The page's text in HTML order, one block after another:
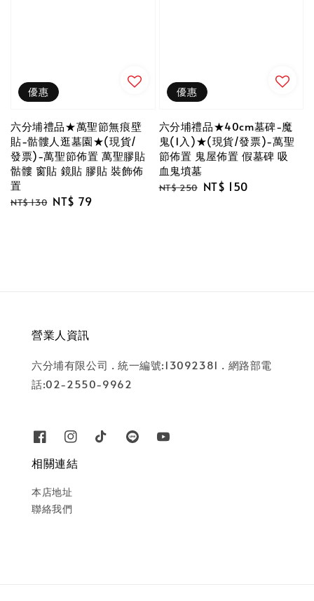
優惠
六分埔禮品★萬聖節無痕壁
貼-骷髏人逛墓園★(現貨/
發票)-萬聖節佈置 萬聖膠貼
骷髏 窗貼 鏡貼 膠貼 裝飾佈
置
Regular
NT$ 130 Sale
NT$ 79
優惠
六分埔禮品★40cm墓碑-魔
鬼(1入)★(現貨/發票)-萬聖
節佈置 鬼屋佈置 假墓碑 吸
血鬼墳墓
Regular
NT$ 250 Sale
NT$ 150
營業人資訊
六分埔有限公司 . 統一編號:13092381 . 網路部電
話:02-2550-9962
相關連結
本店地址
聯絡我們